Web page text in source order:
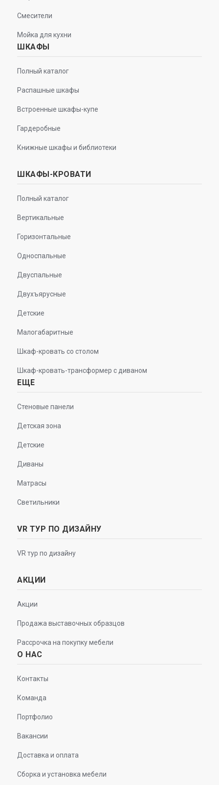
Смесители
Мойка для кухни
ШКАФЫ
Полный каталог
Распашные шкафы
Встроенные шкафы-купе
Гардеробные
Книжные шкафы и библиотеки
ШКАФЫ-КРОВАТИ
Полный каталог
Вертикальные
Горизонтальные
Односпальные
Двуспальные
Двухъярусные
Детские
Малогабаритные
Шкаф-кровать со столом
Шкаф-кровать-трансформер с диваном
ЕЩЕ
Стеновые панели
Детская зона
Детские
Диваны
Матрасы
Светильники
VR ТУР ПО ДИЗАЙНУ
VR тур по дизайну
АКЦИИ
Акции
Продажа выставочных образцов
Рассрочка на покупку мебели
О НАС
Контакты
Команда
Портфолио
Вакансии
Доставка и оплата
Сборка и установка мебели